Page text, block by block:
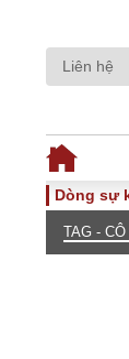
Liên hệ
Dòng sự
TAG - CÔ